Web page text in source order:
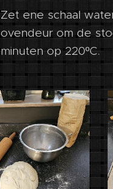
Zet ene schaal
ovendeur om de
minuten op 220ºC.